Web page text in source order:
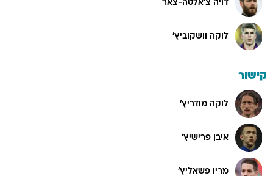
דויה צ'אלטה-צאר
לוקה וושקוביץ'
קישור
לוקה מודריץ'
איבן פרישיץ'
מריו פשאליץ'